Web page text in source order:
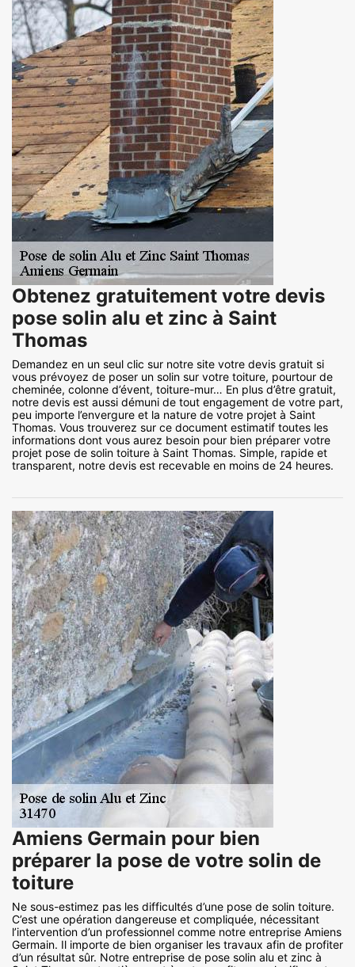
Obtenez gratuitement votre devis
pose solin alu et zinc à Saint
Thomas
Demandez en un seul clic sur notre site votre devis gratuit si
vous prévoyez de poser un solin sur votre toiture, pourtour de
cheminée, colonne d’évent, toiture-mur… En plus d’être gratuit,
notre devis est aussi démuni de tout engagement de votre part,
peu importe l’envergure et la nature de votre projet à Saint
Thomas. Vous trouverez sur ce document estimatif toutes les
informations dont vous aurez besoin pour bien préparer votre
projet pose de solin toiture à Saint Thomas. Simple, rapide et
transparent, notre devis est recevable en moins de 24 heures.
Amiens Germain pour bien
préparer la pose de votre solin de
toiture
Ne sous-estimez pas les difficultés d’une pose de solin toiture.
C’est une opération dangereuse et compliquée, nécessitant
l’intervention d’un professionnel comme notre entreprise Amiens
Germain. Il importe de bien organiser les travaux afin de profiter
d’un résultat sûr. Notre entreprise de pose solin alu et zinc à